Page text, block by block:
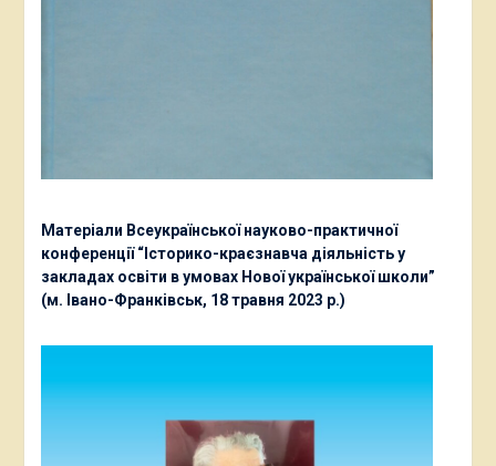
Матеріали Всеукраїнської науково-практичної
конференції “Історико-краєзнавча діяльність у
закладах освіти в умовах Нової української школи”
(м. Івано-Франківськ, 18 травня 2023 р.)